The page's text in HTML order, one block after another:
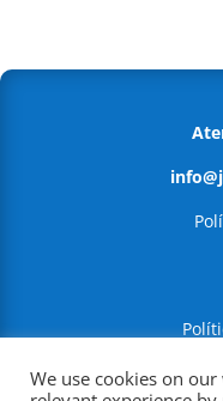
We use cookies on